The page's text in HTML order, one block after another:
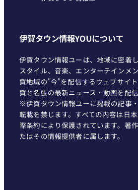
伊賀タウン情報YOUについて
伊賀タウン情報ユーは、地域に密着
スタイル、音楽、エンターテインメ
賀地域の"今"を配信するウェブサイ
賀と名張の最新ニュース・動画を配信
※伊賀タウン情報ユーに掲載の記事
転載を禁じます。すべての内容は日
際条約により保護されています。著
たはその情報提供者に属します。